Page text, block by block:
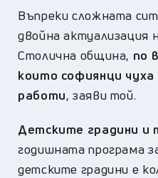
Въпреки сложната
двойна актуализация
Столична община, по
които софиянци чуха
работи, заяви той.
Детските градини и
годишната програма
детските градини е